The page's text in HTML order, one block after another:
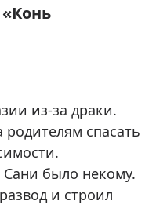
из-за драки.
спасать
было некому.
и строил